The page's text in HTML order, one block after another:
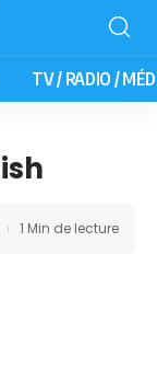
TV / RADIO /
1 Min de lecture